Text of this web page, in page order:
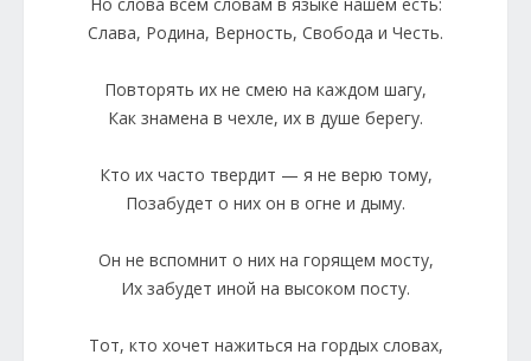
Слава, Родина, Верность, Свобода и Честь.
Повторять их не смею на каждом шагу,
Как знамена в чехле, их в душе берегу.
Кто их часто твердит — я не верю тому,
Позабудет о них он в огне и дыму.
Он не вспомнит о них на горящем мосту,
Их забудет иной на высоком посту.
Тот, кто хочет нажиться на гордых словах,